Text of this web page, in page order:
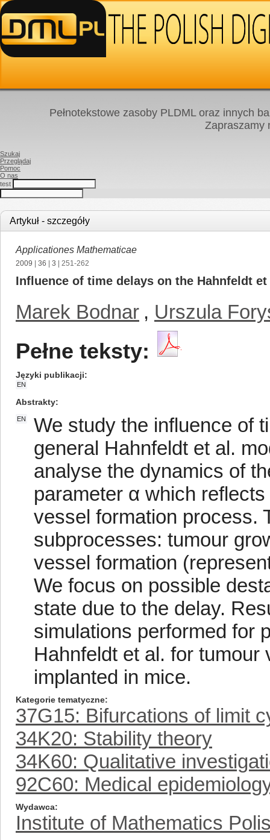
Pełnotekstowe zasoby PLDML oraz innych
Zapraszamy
Szukaj
Przeglądaj
Pomoc
O nas
test
Artykuł - szczegóły
Applicationes Mathematicae
2009 36 3 | 251-262
Influence of time delays on the Hahnfeldt
Marek Bodnar , Urszula
Pełne teksty:
Języki publikacji
EN
Abstrakty
EN
We study the influence of
general Hahnfeldt et al.
analyse the dynamics of
parameter α which
vessel formation process.
subprocesses: tumour
vessel formation
We focus on possible
state due to the delay.
simulations performed for
Hahnfeldt et al. for
implanted in mice.
Kategorie tematyczne
37G15: Bifurcations of limit
34K20: Stability theory
34K60: Qualitative
92C60: Medical
Wydawca
Institute of Mathematics